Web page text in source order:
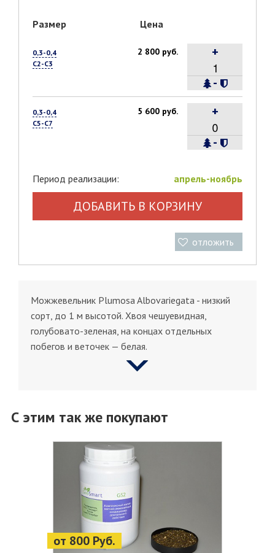
Размер Цена
0,3-0,4
С2-С3
2 800 руб.
-
+
0,3-0,4
С5-С7
5 600 руб.
-
+
Период реализации: апрель-ноябрь
ДОБАВИТЬ В КОРЗИНУ
отложить
Можжевельник Plumosa Albovariegata - низкий
сорт, до 1 м высотой. Хвоя чешуевидная,
голубовато-зеленая, на концах отдельных
побегов и веточек — белая.
С этим так же покупают
от 800 Руб.